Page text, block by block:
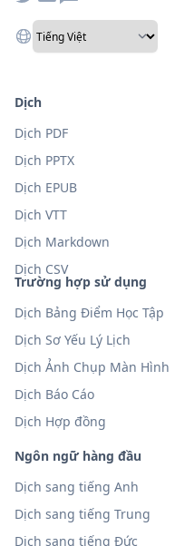
Trường hợp sử dụng
Dịch Bảng Điểm Học Tập
Dịch Sơ Yếu Lý Lịch
Dịch Ảnh Chụp Màn Hình
Dịch Báo Cáo
Dịch Hợp đồng
Ngôn ngữ hàng đầu
Dịch sang tiếng Anh
Dịch sang tiếng Trung
Dịch sang tiếng Đức
Dịch
Dịch PDF
Dịch PPTX
Dịch EPUB
Dịch VTT
Dịch Markdown
Dịch CSV